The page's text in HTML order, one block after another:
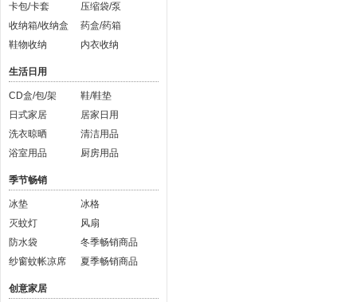
卡包/卡套
压缩袋/泵
收纳箱/收纳盒
药盒/药箱
鞋物收纳
内衣收纳
生活日用
CD盒/包/架
鞋/鞋垫
日式家居
居家日用
洗衣晾晒
清洁用品
浴室用品
厨房用品
季节畅销
冰垫
冰格
灭蚊灯
风扇
防水袋
冬季畅销商品
纱窗蚊帐凉席
夏季畅销商品
创意家居